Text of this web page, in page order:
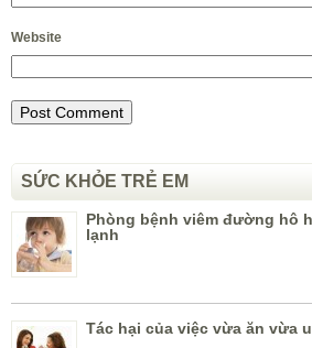
Website
SỨC KHỎE TRẺ EM
Phòng bệnh viêm đường hô
lạnh
Tác hại của việc vừa ăn vừa